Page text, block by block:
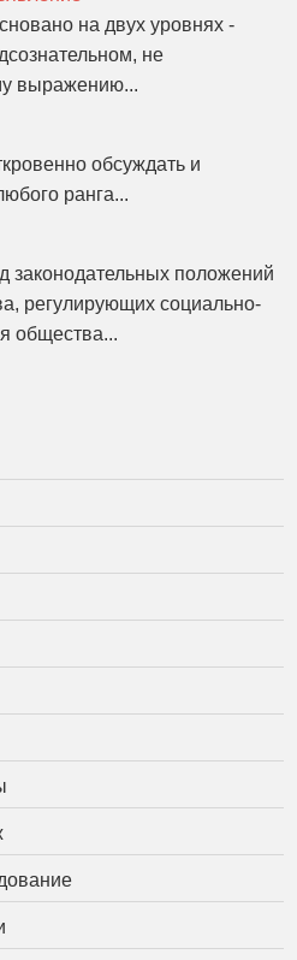
на двух уровнях -
не
выражению...
обсуждать и
ранга...
законодательных положений
регулирующих социально-
общества...